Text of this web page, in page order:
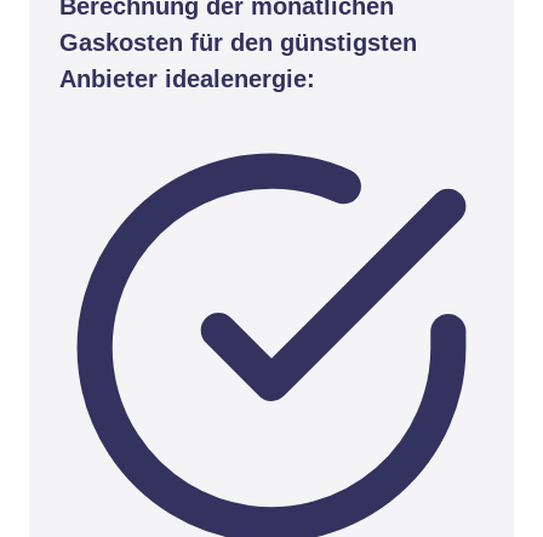
Berechnung der monatlichen
Gaskosten für den günstigsten
Anbieter idealenergie: